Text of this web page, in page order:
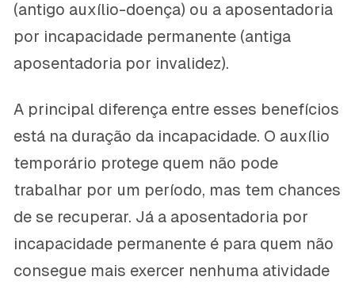
(antigo auxílio-doença) ou a aposentadoria
por incapacidade permanente (antiga
aposentadoria por invalidez).
A principal diferença entre esses benefícios
está na duração da incapacidade. O auxílio
temporário protege quem não pode
trabalhar por um período, mas tem chances
de se recuperar. Já a aposentadoria por
incapacidade permanente é para quem não
consegue mais exercer nenhuma atividade